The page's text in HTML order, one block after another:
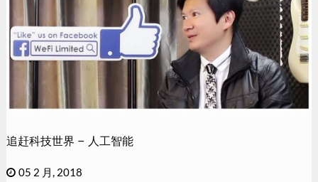
追赶科技世界 – 人工智能
05 2 月, 2018